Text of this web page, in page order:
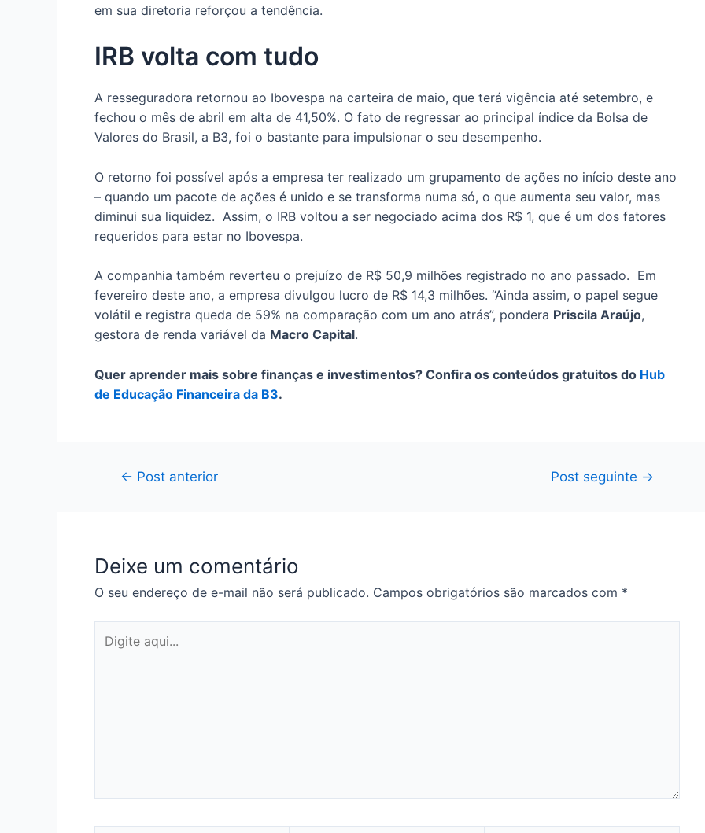
em sua diretoria reforçou a tendência.
IRB volta com tudo
A resseguradora retornou ao Ibovespa na carteira de maio, que terá vigência até setembro, e
fechou o mês de abril em alta de 41,50%. O fato de regressar ao principal índice da Bolsa de
Valores do Brasil, a B3, foi o bastante para impulsionar o seu desempenho.
O retorno foi possível após a empresa ter realizado um grupamento de ações no início deste ano
– quando um pacote de ações é unido e se transforma numa só, o que aumenta seu valor, mas
diminui sua liquidez. Assim, o IRB voltou a ser negociado acima dos R$ 1, que é um dos fatores
requeridos para estar no Ibovespa.
A companhia também reverteu o prejuízo de R$ 50,9 milhões registrado no ano passado. Em
fevereiro deste ano, a empresa divulgou lucro de R$ 14,3 milhões. “Ainda assim, o papel segue
volátil e registra queda de 59% na comparação com um ano atrás”, pondera Priscila Araújo,
gestora de renda variável da Macro Capital.
Quer aprender mais sobre finanças e investimentos? Confira os conteúdos gratuitos do Hub
de Educação Financeira da B3.
Navegação
← Post anterior Post seguinte →
Deixe um comentário
O seu endereço de e-mail não será publicado. Campos obrigatórios são marcados com *
aqui...